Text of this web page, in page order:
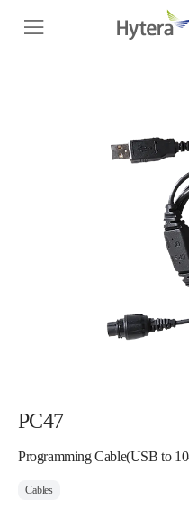
PC47
Programming Cable(USB to
Cables